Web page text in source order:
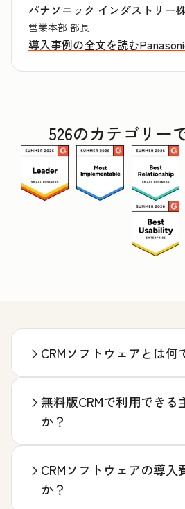
パナソニック インダストリー
営業本部 部長
導入事例の全文を読む
526のカテゴリー
CRMソフトウェアとは何
無料版CRMで利用できる
か？
CRMソフトウェアの導入
か？